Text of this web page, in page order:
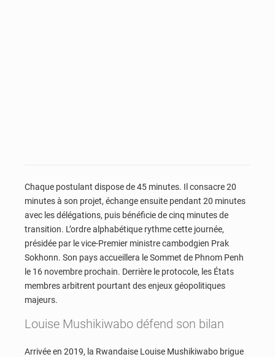
Chaque postulant dispose de 45 minutes. Il consacre 20
minutes à son projet, échange ensuite pendant 20 minutes
avec les délégations, puis bénéficie de cinq minutes de
transition. L’ordre alphabétique rythme cette journée,
présidée par le vice-Premier ministre cambodgien Prak
Sokhonn. Son pays accueillera le Sommet de Phnom Penh
le 16 novembre prochain. Derrière le protocole, les États
membres arbitrent pourtant des enjeux géopolitiques
majeurs.
Louise Mushikiwabo défend son bilan
Arrivée en 2019, la Rwandaise Louise Mushikiwabo brigue